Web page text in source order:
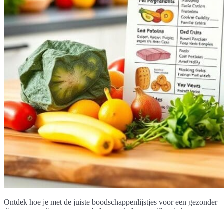
Ontdek hoe je met de juiste boodschappenlijstjes voor een gezonder